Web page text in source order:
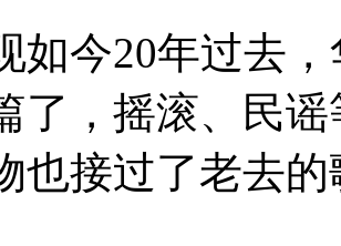
今20年过去，
了，摇滚、民
也接过了老去